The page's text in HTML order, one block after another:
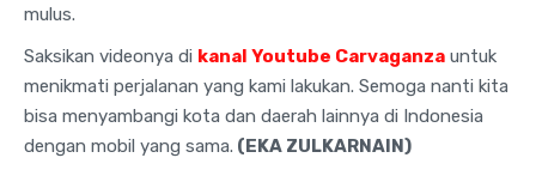
mulus.
Saksikan videonya di kanal Youtube Carvaganza untuk
menikmati perjalanan yang kami lakukan. Semoga nanti kita
bisa menyambangi kota dan daerah lainnya di Indonesia
dengan mobil yang sama. (EKA ZULKARNAIN)